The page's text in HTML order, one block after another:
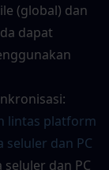
(global) dan
dapat
lintas platform
dan PC
dan PC